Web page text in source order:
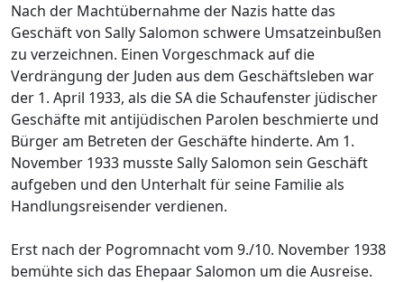
Nach der Machtübernahme der Nazis hatte das
Geschäft von Sally Salomon schwere Umsatzeinbußen
zu verzeichnen. Einen Vorgeschmack auf die
Verdrängung der Juden aus dem Geschäftsleben war
der 1. April 1933, als die SA die Schaufenster jüdischer
Geschäfte mit antijüdischen Parolen beschmierte und
Bürger am Betreten der Geschäfte hinderte. Am 1.
November 1933 musste Sally Salomon sein Geschäft
aufgeben und den Unterhalt für seine Familie als
Handlungsreisender verdienen.
Erst nach der Pogromnacht vom 9./10. November 1938
bemühte sich das Ehepaar Salomon um die Ausreise.